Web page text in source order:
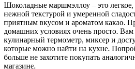
Шоколадные маршмэллоу – это легкое,
нежной текстурой и умеренной
приятным вкусом и ароматом какао.
домашних условиях очень просто. Вам
кулинарный термометр, миксер и
которые можно найти на кухне.
больше не захотите покупать
магазине.